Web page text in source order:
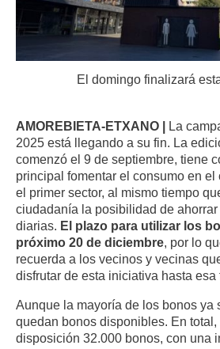
El domingo finalizará
AMOREBIETA-ETXANO | La
2025 está llegando a su fin. La
comenzó el 9 de septiembre, tiene
principal fomentar el consumo en el
el primer sector, al mismo tiempo
ciudadanía la posibilidad de
diarias. El plazo para utilizar los
próximo 20 de diciembre, por lo
recuerda a los vecinos y vecinas
disfrutar de esta iniciativa hasta esa
Aunque la mayoría de los bonos ya
quedan bonos disponibles. En total,
disposición 32.000 bonos, con una